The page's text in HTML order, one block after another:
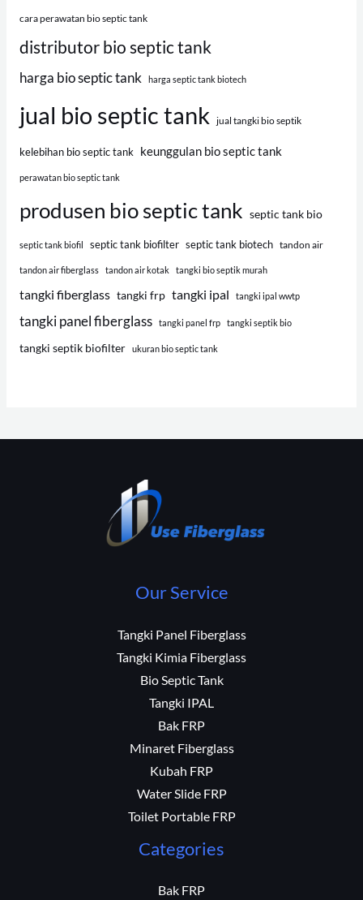
cara perawatan bio septic tank
distributor bio septic tank
harga bio septic tank harga septic tank biotech
jual bio septic tank jual tangki bio septik
kelebihan bio septic tank keunggulan bio septic tank
perawatan bio septic tank
produsen bio septic tank septic tank bio
septic tank biofil septic tank biofilter septic tank biotech tandon air
tandon air fiberglass tandon air kotak tangki bio septik murah
tangki fiberglass tangki frp tangki ipal tangki ipal wwtp
tangki panel fiberglass tangki panel frp tangki septik bio
tangki septik biofilter ukuran bio septic tank
Our Service
Tangki Panel Fiberglass
Tangki Kimia Fiberglass
Bio Septic Tank
Tangki IPAL
Bak FRP
Minaret Fiberglass
Kubah FRP
Water Slide FRP
Toilet Portable FRP
Categories
Bak FRP